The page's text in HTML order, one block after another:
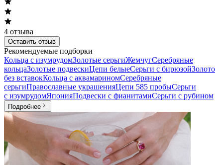
4 отзыва
Оставить отзыв
Рекомендуемые подборки
Кольца с изумрудомЗолотые серьгиЖемчугСеребряные
кольцаЗолотые подвескиЦепи белыеСерьги с бирюзойЗолото
без вставокКольца с аквамариномСеребряные
серьгиПравославные украшенияЦепи 585 пробыСерьги
с изумрудомЯпонияПодвески с фианитамиСерьги с рубином
Подробнее